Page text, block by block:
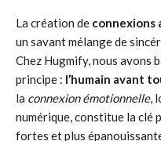
La création de connexions
un savant mélange de
Chez Hugmify, nous avons
principe : l’humain avant
la connexion émotionnelle,
numérique, constitue la clé
fortes et plus